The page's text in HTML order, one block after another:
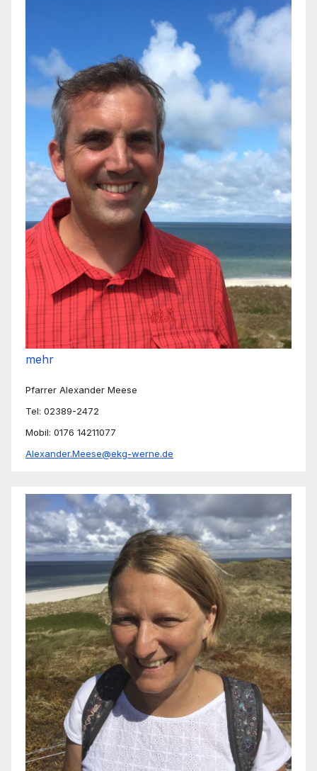
mehr
Pfarrer Alexander Meese
Tel: 02389-2472
Mobil: 0176 14211077
Alexander.Meese@ekg-werne.de